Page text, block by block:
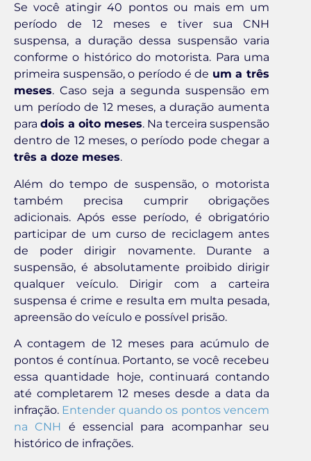
Se você atingir 40 pontos ou mais em um
período de 12 meses e tiver sua CNH
suspensa, a duração dessa suspensão varia
conforme o histórico do motorista. Para uma
primeira suspensão, o período é de um a três
meses. Caso seja a segunda suspensão em
um período de 12 meses, a duração aumenta
para dois a oito meses. Na terceira suspensão
dentro de 12 meses, o período pode chegar a
três a doze meses.
Além do tempo de suspensão, o motorista
também precisa cumprir obrigações
adicionais. Após esse período, é obrigatório
participar de um curso de reciclagem antes
de poder dirigir novamente. Durante a
suspensão, é absolutamente proibido dirigir
qualquer veículo. Dirigir com a carteira
suspensa é crime e resulta em multa pesada,
apreensão do veículo e possível prisão.
A contagem de 12 meses para acúmulo de
pontos é contínua. Portanto, se você recebeu
essa quantidade hoje, continuará contando
até completarem 12 meses desde a data da
infração. Entender quando os pontos vencem
na CNH é essencial para acompanhar seu
histórico de infrações.